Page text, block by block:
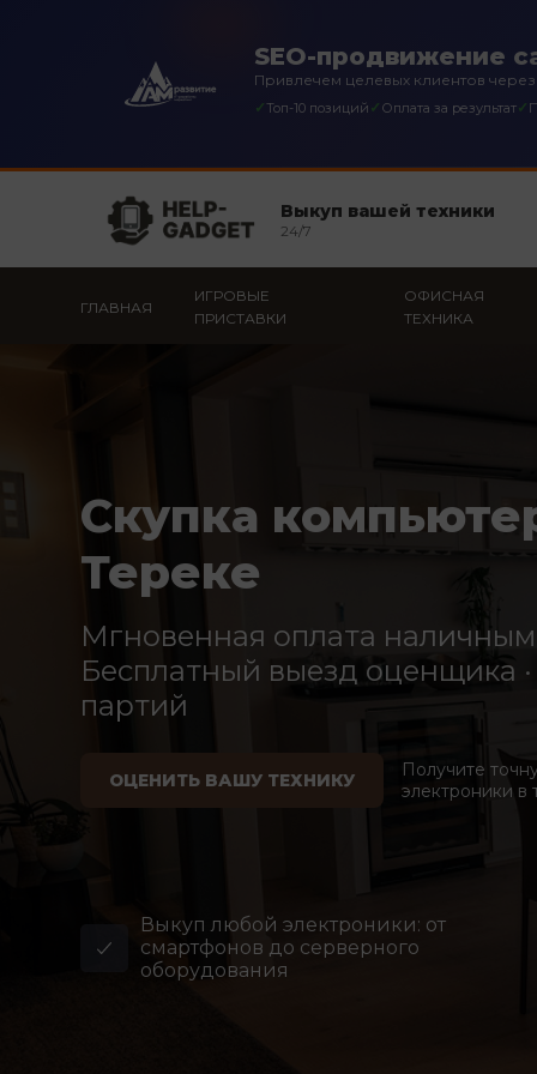
SEO-продвижение
Привлечем целевых клиентов
✓Топ-10 позиций ✓ Оплата за результат✓
Выкуп вашей техники
24/7
ГЛАВНАЯ
ИГРОВЫЕ
ПРИСТАВКИ
ОФИСНАЯ
ТЕХНИКА
Скупка
Тереке
Мгновенная оплата
Бесплатный выезд оценщика
партий
ОЦЕНИТЬ ВАШУ ТЕХНИКУ
Получите
электроники в
Выкуп любой электроники: от
смартфонов до серверного
оборудования